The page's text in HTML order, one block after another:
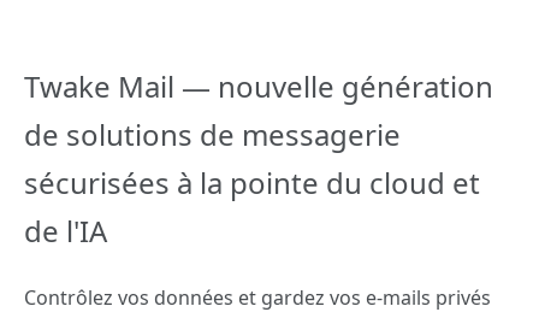
Twake Mail — nouvelle génération
de solutions de messagerie
sécurisées à la pointe du cloud et
de l'IA
Contrôlez vos données et gardez vos e-mails privés